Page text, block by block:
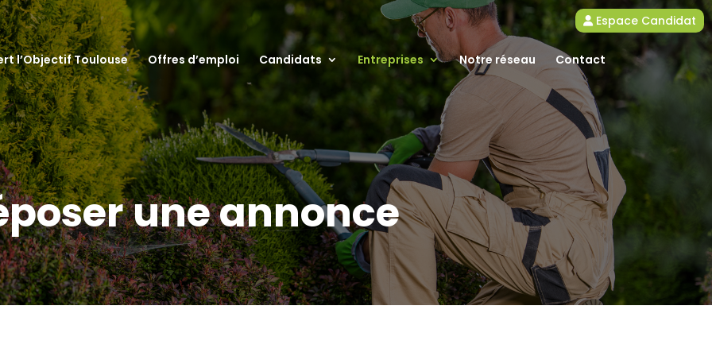
l’Objectif Toulouse Offres d’emploi Candidats Entreprises Notre réseau Contact
Espace Candidat
une annonce